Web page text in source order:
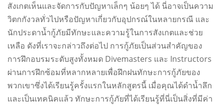
สังเกตเห็นและจัดการกับปัญหาเล็กๆ น้อยๆ ได้ นี่อาจเป็นความ
วิตกกังวลทั่วไปหรือปัญหาเกี่ยวกับอุปกรณ์ในหลายกรณี และ
นักประดาน้ำกู้ภัยมีทักษะและความรู้ในการสังเกตและช่วย
เหลือ ดังที่เราจะกล่าวถึงต่อไป การกู้ภัยเป็นส่วนสำคัญของ
การฝึกอบรมระดับสูงทั้งหมด Divemasters และ Instructors
ผ่านการฝึกซ้อมที่หลากหลายเพื่อฝึกฝนทักษะการกู้ภัยของ
พวกเขาซึ่งได้เรียนรู้ครั้งแรกในหลักสูตรนี้ เมื่อคุณได้ดำน้ำลึก
และเป็นเทคนิคแล้ว ทักษะการกู้ภัยที่ได้เรียนรู้ที่นี่เป็นสิ่งที่มีค่า